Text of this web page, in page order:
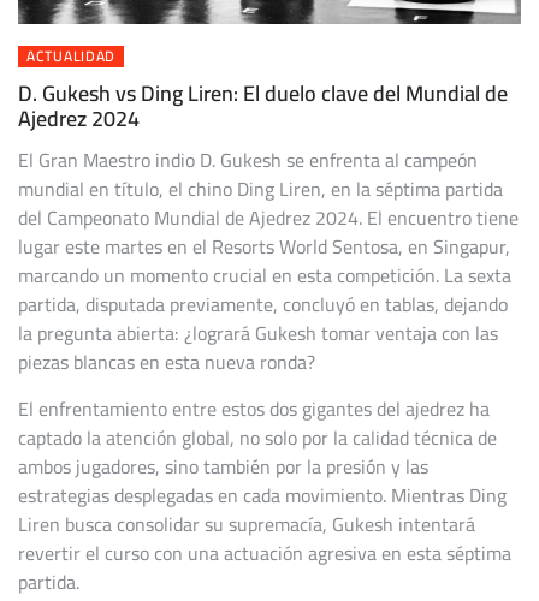
ACTUALIDAD
D. Gukesh vs Ding Liren: El duelo clave del Mundial de
Ajedrez 2024
El Gran Maestro indio D. Gukesh se enfrenta al campeón
mundial en título, el chino Ding Liren, en la séptima partida
del Campeonato Mundial de Ajedrez 2024. El encuentro tiene
lugar este martes en el Resorts World Sentosa, en Singapur,
marcando un momento crucial en esta competición. La sexta
partida, disputada previamente, concluyó en tablas, dejando
la pregunta abierta: ¿logrará Gukesh tomar ventaja con las
piezas blancas en esta nueva ronda?
El enfrentamiento entre estos dos gigantes del ajedrez ha
captado la atención global, no solo por la calidad técnica de
ambos jugadores, sino también por la presión y las
estrategias desplegadas en cada movimiento. Mientras Ding
Liren busca consolidar su supremacía, Gukesh intentará
revertir el curso con una actuación agresiva en esta séptima
partida.